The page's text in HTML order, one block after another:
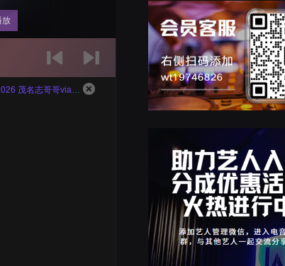
放
【电音阁独家】乌拉& La La Love On My Mind (2026 茂名志哥哥vian Bootleg)